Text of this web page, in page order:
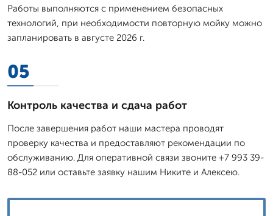
Работы выполняются с применением безопасных
технологий, при необходимости повторную мойку можно
запланировать в августе 2026 г.
05
Контроль качества и сдача работ
После завершения работ наши мастера проводят
проверку качества и предоставляют рекомендации по
обслуживанию. Для оперативной связи звоните +7 993 39-
88-052 или оставьте заявку нашим Никите и Алексею.